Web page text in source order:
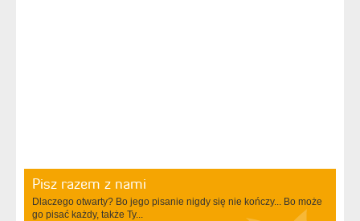
Pisz razem z nami
Dlaczego otwarty? Bo jego pisanie nigdy się nie kończy... Bo może
go pisać każdy, także Ty...